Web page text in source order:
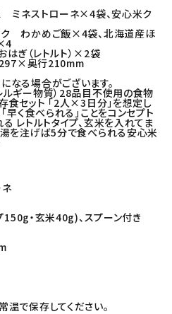
ミネストローネ×4袋、安心米ク
ご飯×4袋、北海道産ほ
レトルト）×2袋
奥行210mm
る場合がございます。
ルギー物質）28品目不使用の食物
食セット 「2人×3日分」を想定し
早く食べられる」ことをコンセプト
レトルトタイプ、玄米を入れてま
湯を注げば5分で食べられる安心米
・玄米40g)、スプーン付き
で保存してください。